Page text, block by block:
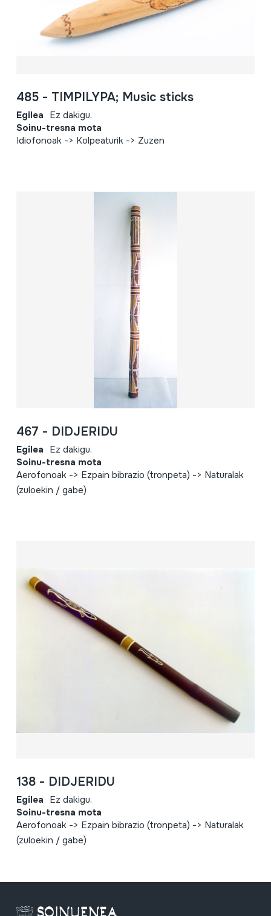
485 - TIMPILYPA; Music sticks
Egilea Ez dakigu.
Soinu-tresna mota
Idiofonoak -> Kolpeaturik -> Zuzen
467 - DIDJERIDU
Egilea Ez dakigu.
Soinu-tresna mota
Aerofonoak -> Ezpain bibrazio (tronpeta) -> Naturalak
(zuloekin / gabe)
138 - DIDJERIDU
Egilea Ez dakigu.
Soinu-tresna mota
Aerofonoak -> Ezpain bibrazio (tronpeta) -> Naturalak
(zuloekin / gabe)